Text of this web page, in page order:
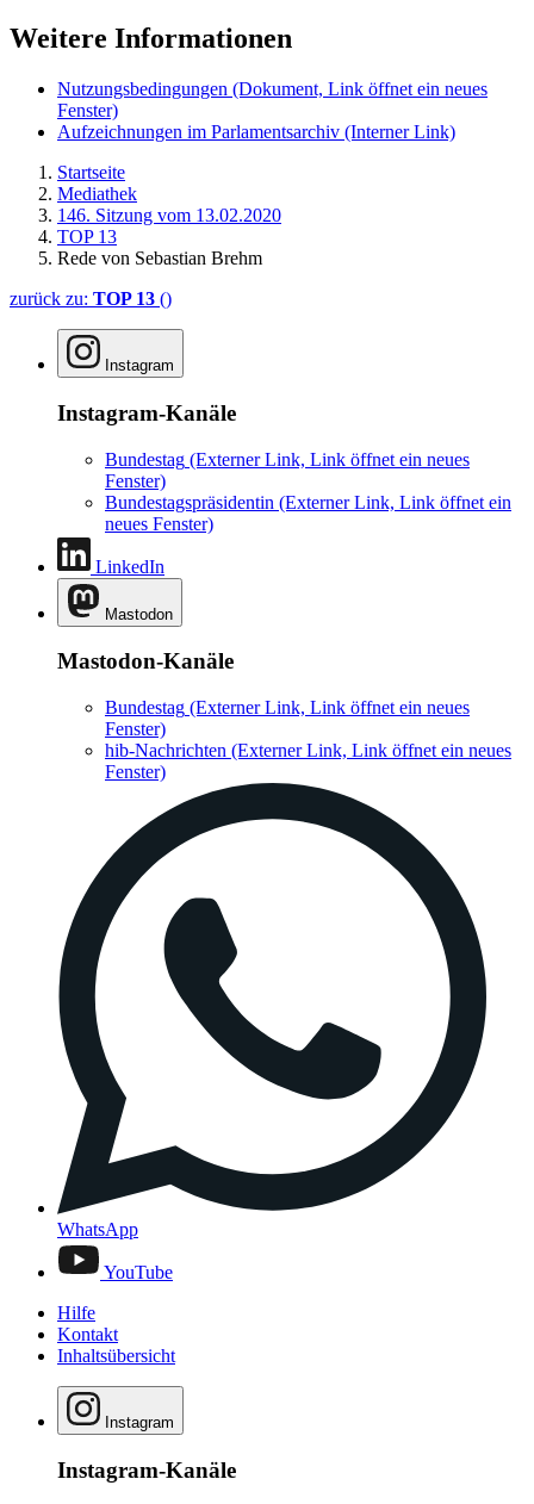
Weitere Informationen
Nutzungsbedingungen (Dokument, Link öffnet ein neues
Fenster)
Aufzeichnungen im Parlamentsarchiv (Interner Link)
Startseite
Mediathek
146. Sitzung vom 13.02.2020
TOP 13
Rede von Sebastian Brehm
zurück zu: TOP 13 ()
Instagram
Instagram-Kanäle
Bundestag (Externer Link, Link öffnet ein neues
Fenster)
Bundestagspräsidentin (Externer Link, Link öffnet ein
neues Fenster)
LinkedIn
Mastodon
Mastodon-Kanäle
Bundestag (Externer Link, Link öffnet ein neues
Fenster)
hib-Nachrichten (Externer Link, Link öffnet ein neues
Fenster)
WhatsApp
YouTube
Hilfe
Kontakt
Inhaltsübersicht
Instagram
Instagram-Kanäle